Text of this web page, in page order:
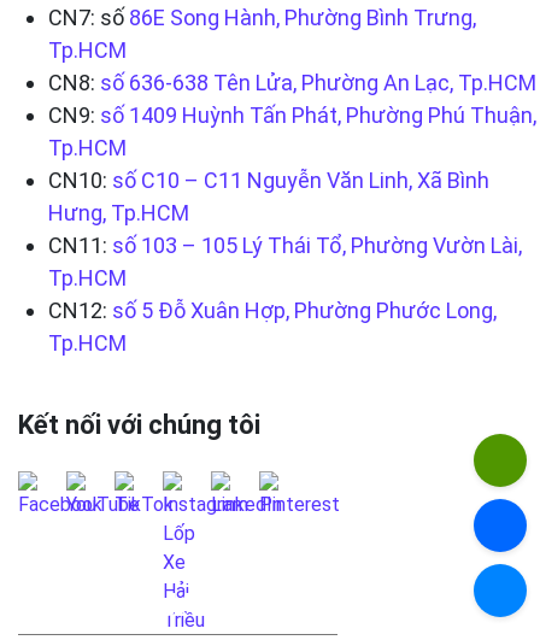
CN7: số 86E Song Hành, Phường Bình Trưng,
Tp.HCM
CN8: số 636-638 Tên Lửa, Phường An Lạc, Tp.HCM
CN9: số 1409 Huỳnh Tấn Phát, Phường Phú Thuận,
Tp.HCM
CN10: số C10 – C11 Nguyễn Văn Linh, Xã Bình
Hưng, Tp.HCM
CN11: số 103 – 105 Lý Thái Tổ, Phường Vườn Lài,
Tp.HCM
CN12: số 5 Đỗ Xuân Hợp, Phường Phước Long,
Tp.HCM
Kết nối với chúng tôi
LIÊN HỆ QUA FANPAGE